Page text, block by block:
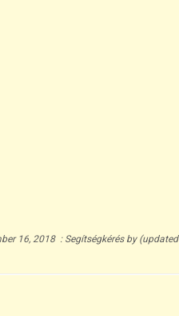
16, 2018: Segítségkérés by